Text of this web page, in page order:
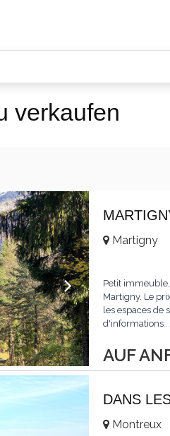
verkaufen
AUF
Martigny
Petit
Martigny. Le
les espaces de
d'informations...
DANS
Montreux